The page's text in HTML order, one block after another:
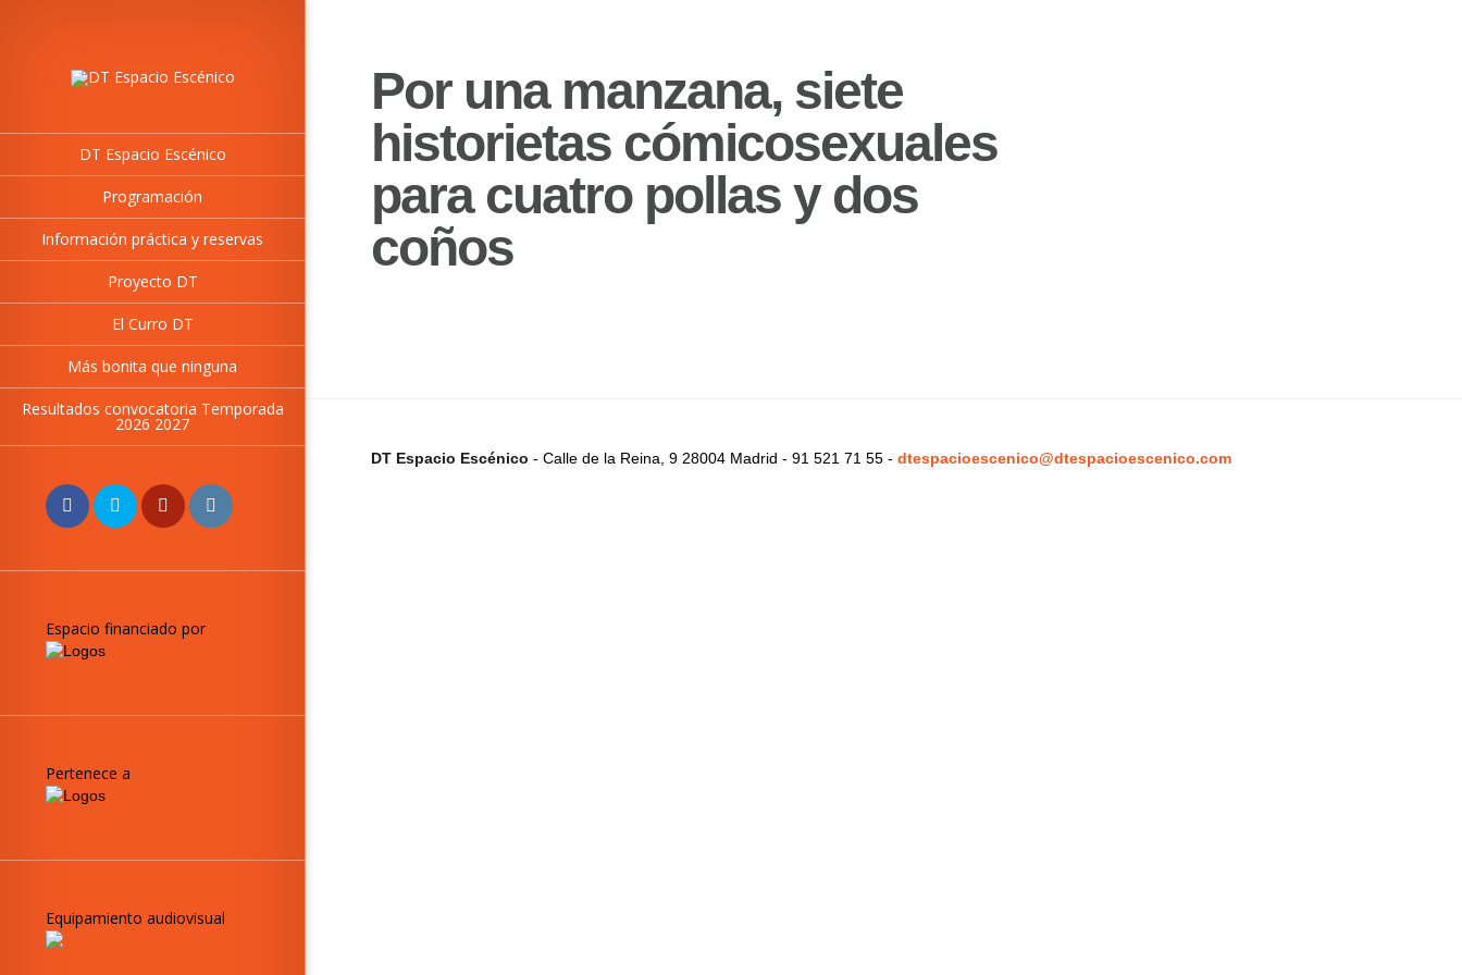
DT Espacio Escénico
Programación
Información práctica y reservas
Proyecto DT
El Curro DT
Más bonita que ninguna
Resultados convocatoria Temporada
2026 2027
Espacio financiado por
Pertenece a
Equipamiento audiovisual
Por una manzana, siete
historietas cómicosexuales
para cuatro pollas y dos
coños
DT Espacio Escénico - Calle de la Reina, 9 28004 Madrid - 91 521 71 55 - dtespacioescenico@dtespacioescenico.com